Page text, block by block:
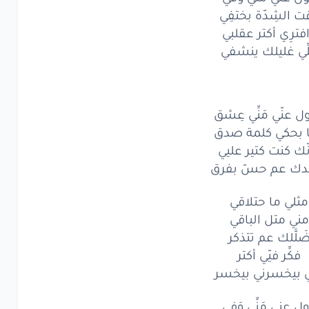
أكترعقلبي
غليلكينشفي
كلمةصدق
كنتكتيرعليي
عمحسّبفرق
ما حتلاقي
متل الباقي
عمتتذكر
فيّي
الشِدّة بختفِي
أكتر عقلبي
غليلك ينشفي
عنّي مَنِّي عِشق
بحكي كلمة صدق
كنت كتير عليي
عم حسّ بفرق
مثلي ما حتلاقي
مني متل الباقي
ضَلَّلك عم تتذكر
فكِّر فيّي أكتر
بيخسرني بيخسر
عني مَنِّي وَفي